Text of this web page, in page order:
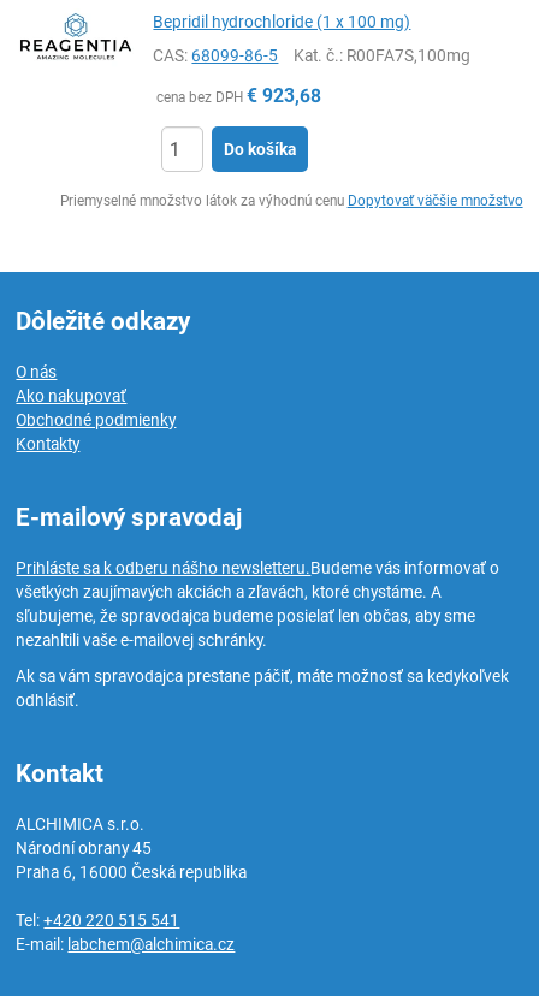
Bepridil hydrochloride (1 x 100 mg)
CAS:68099-86-5 Kat. č.: R00FA7S,100mg
cena bez DPH € 923,68
Do košíka
Priemyselné množstvo látok za výhodnú cenu Dopytovať väčšie množstvo
Dôležité odkazy
O nás
Ako nakupovať
Obchodné podmienky
Kontakty
E-mailový spravodaj
Prihláste sa k odberu nášho newsletteru.Budeme vás informovať o
všetkých zaujímavých akciách a zľavách, ktoré chystáme. A
sľubujeme, že spravodajca budeme posielať len občas, aby sme
nezahltili vaše e-mailovej schránky.
Ak sa vám spravodajca prestane páčiť, máte možnosť sa kedykoľvek
odhlásiť.
Kontakt
ALCHIMICA s.r.o.
Národní obrany 45
Praha 6, 16000Česká republika
Tel:+420 220 515 541
E-mail: labchem@alchimica.cz